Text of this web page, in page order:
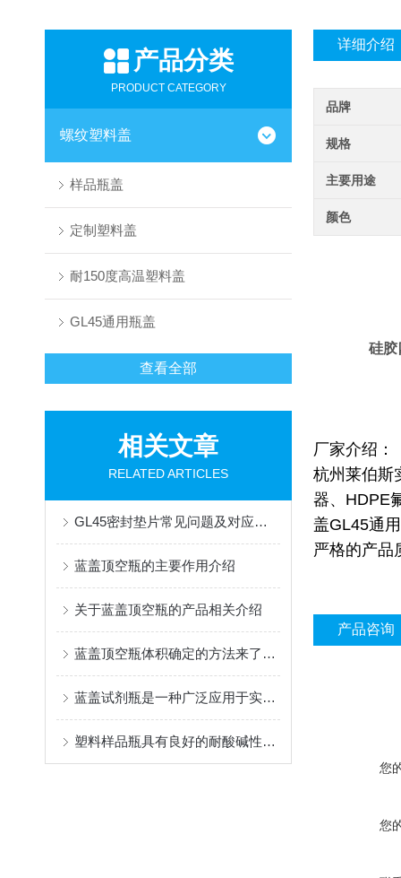
产品分类
PRODUCT CATEGORY
螺纹塑料盖
样品瓶盖
定制塑料盖
耐150度高温塑料盖
GL45通用瓶盖
查看全部
相关文章
RELATED ARTICLES
GL45密封垫片常见问题及对应解决办法大公开
蓝盖顶空瓶的主要作用介绍
关于蓝盖顶空瓶的产品相关介绍
蓝盖顶空瓶体积确定的方法来了解下呢
蓝盖试剂瓶是一种广泛应用于实验室中的实验室耗材
塑料样品瓶具有良好的耐酸碱性和耐腐蚀性
详细介绍
品牌
规格
主要用途
颜色
硅胶
厂家介绍：
杭州莱伯斯
器、HDPE
盖GL45通
严格的产品
产品咨询
您
您